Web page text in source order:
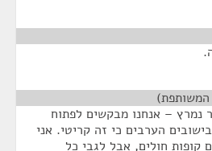
נמרץ – אנחנו מבקשים לפתוח
הערבים כי זה קריטי. אני
קופות חולים, אבל לגבי כל